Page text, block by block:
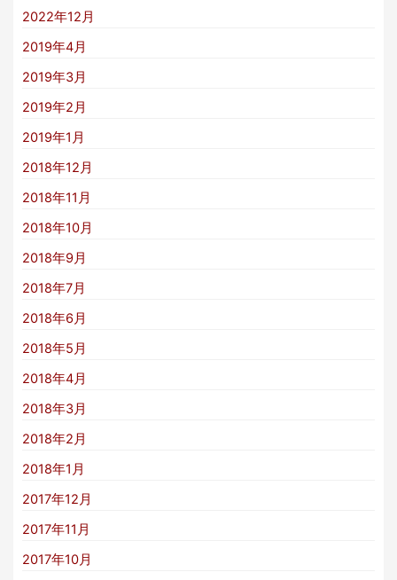
2022年12月
2019年4月
2019年3月
2019年2月
2019年1月
2018年12月
2018年11月
2018年10月
2018年9月
2018年7月
2018年6月
2018年5月
2018年4月
2018年3月
2018年2月
2018年1月
2017年12月
2017年11月
2017年10月